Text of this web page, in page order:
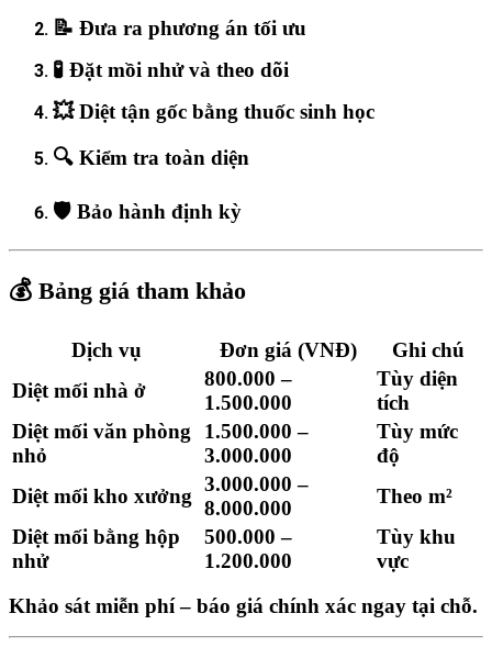
📝 Đưa ra phương án tối ưu
🧪 Đặt mồi nhử và theo dõi
💥 Diệt tận gốc bằng thuốc sinh học
🔍 Kiểm tra toàn diện
🛡️ Bảo hành định kỳ
💰 Bảng giá tham khảo
Dịch vụ Đơn giá (VNĐ)
Ghi chú
Diệt mối nhà ở
800.000 –
1.500.000
Tùy diện
tích
Diệt mối văn phòng
nhỏ
1.500.000 –
3.000.000
Tùy mức
độ
Diệt mối kho xưởng
3.000.000 –
8.000.000
Theo m²
Diệt mối bằng hộp
nhử
500.000 –
1.200.000
Tùy khu
vực
Khảo sát miễn phí – báo giá chính xác ngay tại chỗ.